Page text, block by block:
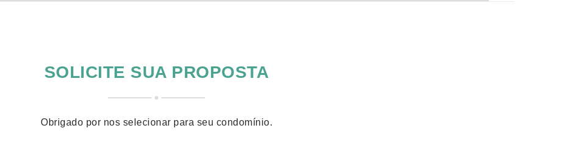
SOLICITE SUA PROPOSTA
Obrigado por nos selecionar para seu condomínio.